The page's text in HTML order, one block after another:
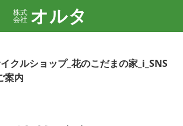
株式
会社 オルタ
クルショップ_花のこだまの家_i_SNS
案内